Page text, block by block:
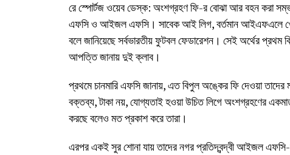
রে স্পোর্টজ ওয়েব ডেস্ক: অংশগ্রহণ ফি-র বোঝা আর বহন করা
এফসি ও আইজল এফসি। সাবেক আই লিগ, বর্তমান আইএফএলে
বলে জানিয়েছে সর্বভারতীয় ফুটবল ফেডারেশন। সেই অর্থের প্রথম
আপত্তি জানায় দুই ক্লাব।
প্রথমে চানমারি এফসি জানায়, এত বিপুল অঙ্কের ফি দেওয়া
বক্তব্য, টাকা নয়, যোগ্যতাই হওয়া উচিত লিগে অংশগ্রহণের
করছে বলেও মত প্রকাশ করে তারা।
এরপর একই সুর শোনা যায় তাদের নগর প্রতিদ্বন্দ্বী আইজল